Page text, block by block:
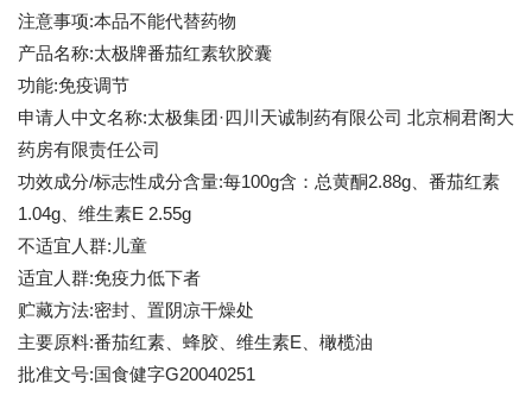
注意事项:本品不能代替药物
产品名称:太极牌番茄红素软胶囊
功能:免疫调节
申请人中文名称:太极集团·四川天诚制药有限公司 北京桐君阁大
药房有限责任公司
功效成分/标志性成分含量:每100g含：总黄酮2.88g、番茄红素
1.04g、维生素E 2.55g
不适宜人群:儿童
适宜人群:免疫力低下者
贮藏方法:密封、置阴凉干燥处
主要原料:番茄红素、蜂胶、维生素E、橄榄油
批准文号:国食健字G20040251